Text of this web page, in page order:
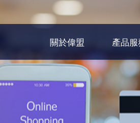
關於偉盟 產品服